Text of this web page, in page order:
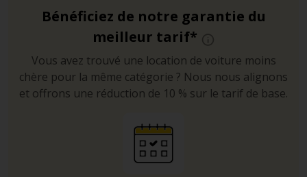
Bénéficiez de notre garantie du
meilleur tarif*
Vous avez trouvé une location de voiture moins
chère pour la même catégorie ? Nous nous alignons
et offrons une réduction de 10 % sur le tarif de base.